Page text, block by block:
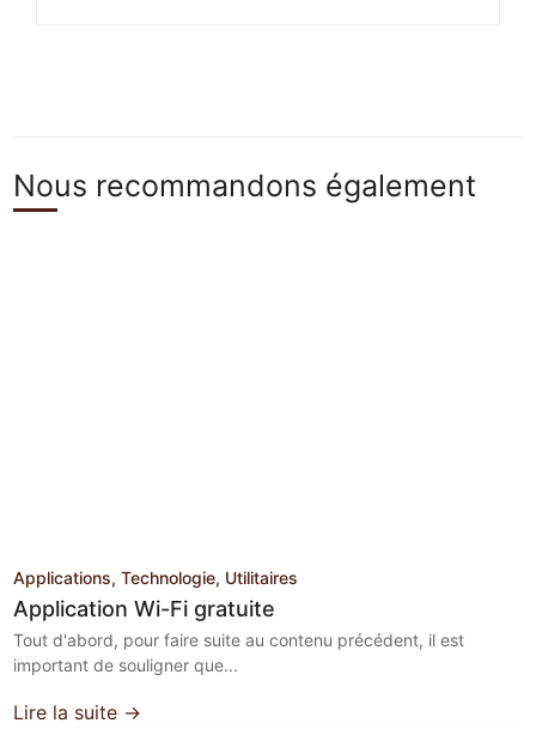
Nous recommandons également
Applications Technologie Utilitaires
Application Wi-Fi gratuite
Tout d'abord, pour faire suite au contenu précédent, il est
important de souligner que...
Lire la suite →